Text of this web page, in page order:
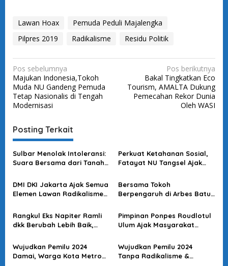
Lawan Hoax
Pemuda Peduli Majalengka
Pilpres 2019
Radikalisme Residu Politik
N
a
v
i
g
a
s
i
p
o
s
Pos sebelumnya
Majukan Indonesia,Tokoh
Muda NU Gandeng Pemuda
Tetap Nasionalis di Tengah
Modernisasi
Pos berikutnya
Bakal Tingkatkan Eco
Tourism, AMALTA Dukung
Pemecahan Rekor Dunia
Oleh WASI
Posting Terkait
Sulbar Menolak Intoleransi:
Suara Bersama dari Tanah
Perkuat Ketahanan Sosial,
Fatayat NU Tangsel Ajak
Perlindungan Perempuan
DMI DKI Jakarta Ajak Semua
Elemen Lawan Radikalisme
Harmonisasi Kehidupan
Bersama Tokoh
Berpengaruh di Arbes Batu
Gandeng Semua Elemen
Jaga Stabilitas Kamtibmas
Jelang Tahun Baru
Rangkul Eks Napiter Ramli
dkk Berubah Lebih Baik,
Bermanfaat bagi Keluarga,
Masyarakat & NKRI
Pimpinan Ponpes Roudlotul
Ulum Ajak Masyarakat
Radikal, Teror dan
Intoleransi Jelang Tahun
Politik
Wujudkan Pemilu 2024
Damai, Warga Kota Metro
Wujudkan Pemilu 2024
Tanpa Radikalisme &